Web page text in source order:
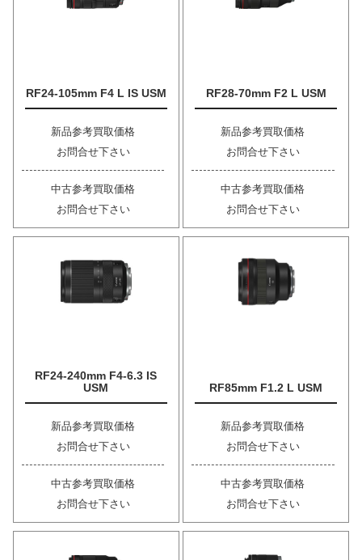
RF24-105mm F4 L IS USM
新品参考買取価格
お問合せ下さい
中古参考買取価格
お問合せ下さい
RF28-70mm F2 L USM
新品参考買取価格
お問合せ下さい
中古参考買取価格
お問合せ下さい
RF24-240mm F4-6.3 IS
USM
新品参考買取価格
お問合せ下さい
中古参考買取価格
お問合せ下さい
RF85mm F1.2 L USM
新品参考買取価格
お問合せ下さい
中古参考買取価格
お問合せ下さい